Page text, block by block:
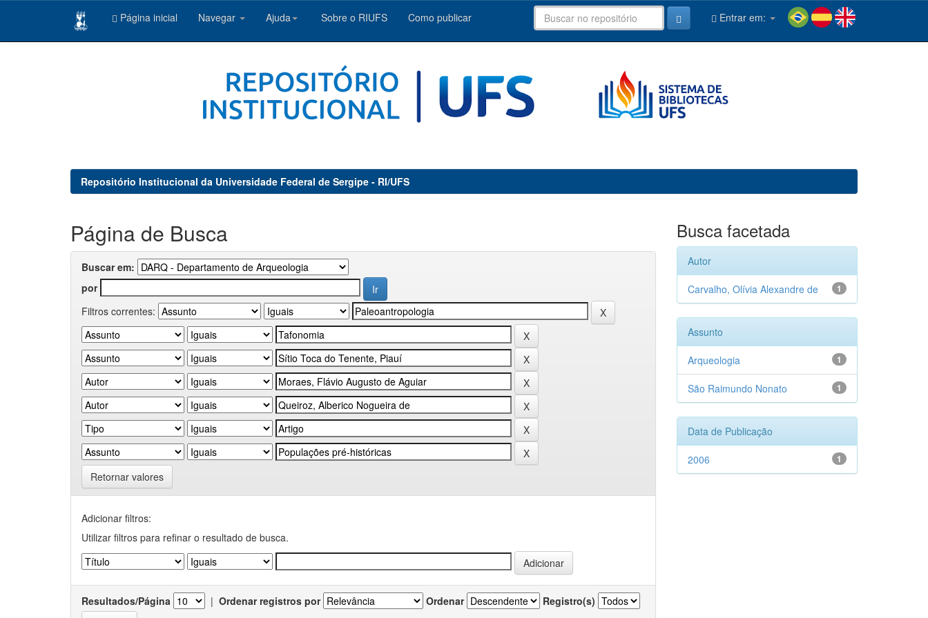
Página inicial Navegar Ajuda Sobre o RIUFS Como publicar Entrar em:
Repositório Institucional da Universidade Federal de Sergipe - RI/UFS
Página de Busca
Buscar em:
por
Filtros correntes:
Retornar valores
Adicionar filtros:
Utilizar filtros para refinar o resultado de busca.
Resultados/Página | Ordenar registros por Ordenar Registro(s)
Busca facetada
Autor
1
Carvalho, Olívia Alexandre de
Assunto
1
Arqueologia
1
São Raimundo Nonato
Data de Publicação
1
2006